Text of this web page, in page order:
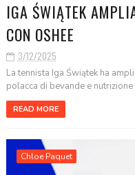
IGA ŚWIĄTEK
CON OSHEE
3/12/2025
La tennista Iga Świątek ha
polacca di bevande e
READ MORE
Chloe Paquet